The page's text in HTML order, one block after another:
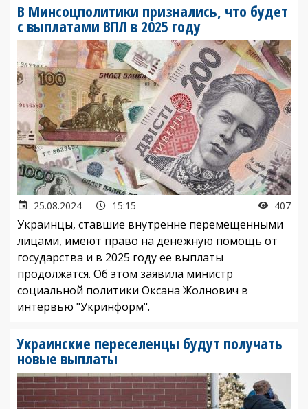
В Минсоцполитики признались, что будет
с выплатами ВПЛ в 2025 году
25.08.2024 15:15 407
Украинцы, ставшие внутренне перемещенными
лицами, имеют право на денежную помощь от
государства и в 2025 году ее выплаты
продолжатся. Об этом заявила министр
социальной политики Оксана Жолнович в
интервью "Укринформ".
Украинские переселенцы будут получать
новые выплаты